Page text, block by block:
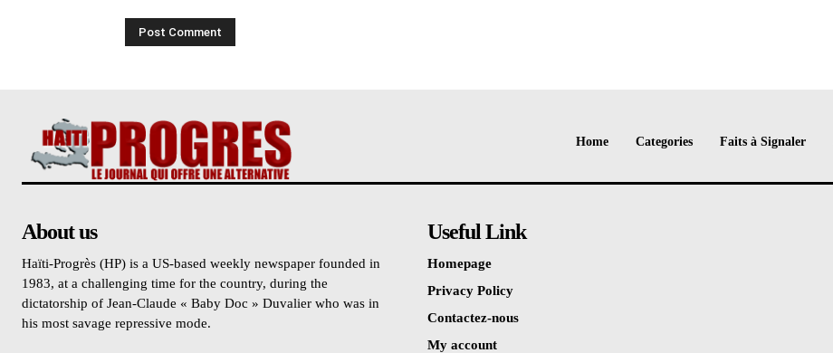
Home Categories Faits à Signaler
About us
Haïti-Progrès (HP) is a US-based weekly newspaper founded in
1983, at a challenging time for the country, during the
dictatorship of Jean-Claude « Baby Doc » Duvalier who was in
his most savage repressive mode.
Useful Link
Homepage
Privacy Policy
Contactez-nous
My account